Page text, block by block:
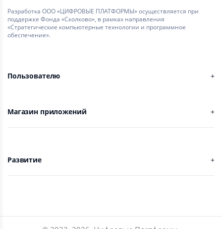
Разработка ООО «ЦИФРОВЫЕ ПЛАТФОРМЫ» осуществляется при
поддержке Фонда «Сколково», в рамках направления
«Стратегические компьютерные технологии и программное
обеспечение».
Пользователю
Магазин приложений
Развитие